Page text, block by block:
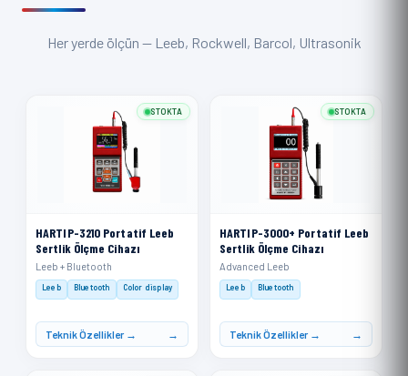
Her yerde ölçün — Leeb, Rockwell, Barcol, Ultrasonik
HARTIP-3210 Portatif Leeb
Sertlik Ölçme Cihazı
Leeb + Bluetooth
Leeb Bluetooth Color display
Teknik Özellikler →
STOKTA
HARTIP-3000+ Portatif Leeb
Sertlik Ölçme Cihazı
Advanced Leeb
Leeb Bluetooth
Teknik Özellikler →
STOKTA